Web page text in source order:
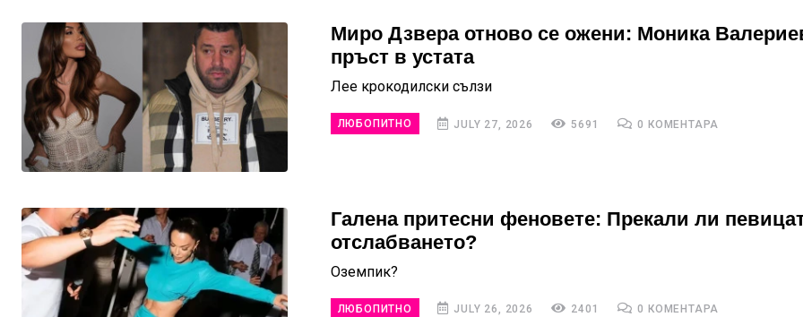
Миро Дзвера отново се ожени: Моника
пръст в устата
Лее крокодилски сълзи
ЛЮБОПИТНО JULY 27, 2026 5691 0 КОМЕНТАРА
Галена притесни феновете: Прекали ли
отслабването?
Оземпик?
ЛЮБОПИТНО JULY 26, 2026 2401 0 КОМЕНТАРА